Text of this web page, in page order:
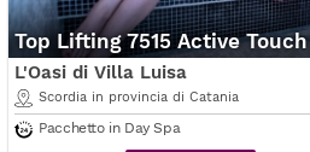
Top Lifting 7515 Active Touch
L'Oasi di Villa Luisa
Scordia in provincia di Catania
Pacchetto in Day Spa